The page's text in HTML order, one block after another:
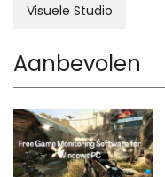
Visuele Studio
Aanbevolen